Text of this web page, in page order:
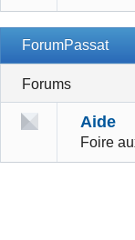
ForumPassat
Forums
Aide
Foire